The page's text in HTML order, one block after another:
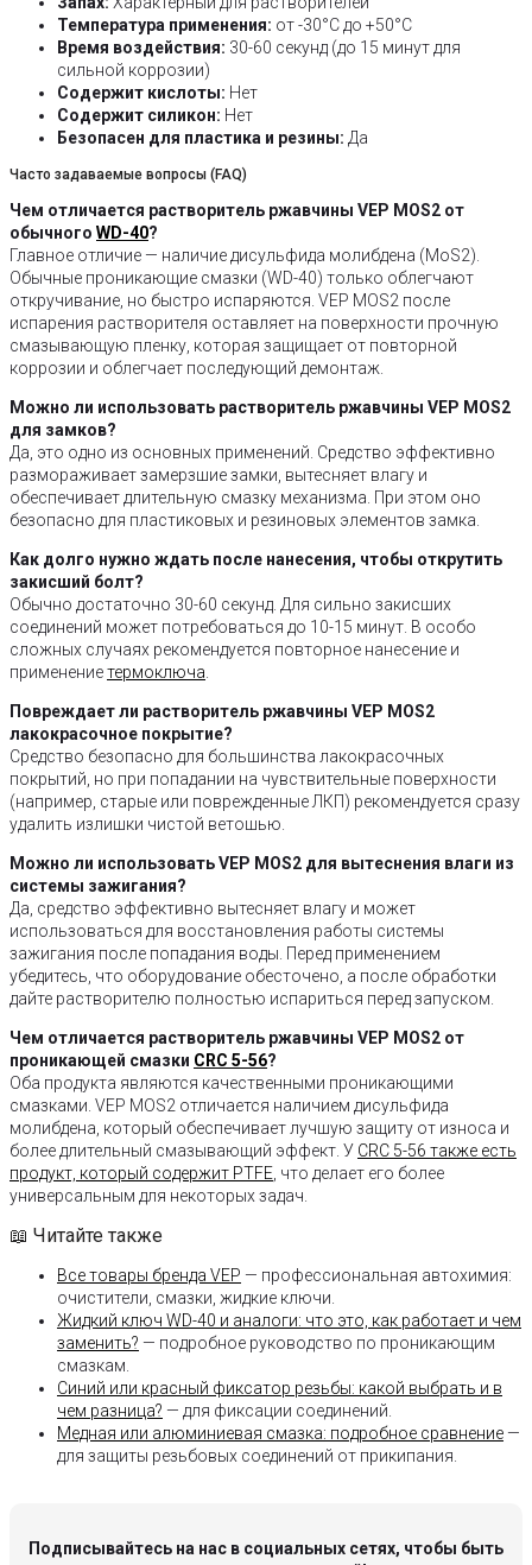
Температура применения: от -30°C до +50°C
Время воздействия: 30-60 секунд (до 15 минут для
сильной коррозии)
Содержит кислоты: Нет
Содержит силикон: Нет
Безопасен для пластика и резины: Да
Часто задаваемые вопросы (FAQ)
Чем отличается растворитель ржавчины VEP MOS2 от
обычного WD-40?
Главное отличие — наличие дисульфида молибдена (MoS2).
Обычные проникающие смазки (WD-40) только облегчают
откручивание, но быстро испаряются. VEP MOS2 после
испарения растворителя оставляет на поверхности прочную
смазывающую пленку, которая защищает от повторной
коррозии и облегчает последующий демонтаж.
Можно ли использовать растворитель ржавчины VEP MOS2
для замков?
Да, это одно из основных применений. Средство эффективно
размораживает замерзшие замки, вытесняет влагу и
обеспечивает длительную смазку механизма. При этом оно
безопасно для пластиковых и резиновых элементов замка.
Как долго нужно ждать после нанесения, чтобы открутить
закисший болт?
Обычно достаточно 30-60 секунд. Для сильно закисших
соединений может потребоваться до 10-15 минут. В особо
сложных случаях рекомендуется повторное нанесение и
применениетермоключа
Повреждает ли растворитель ржавчины VEP MOS2
лакокрасочное покрытие?
Средство безопасно для большинства лакокрасочных
покрытий, но при попадании на чувствительные поверхности
(например, старые или поврежденные ЛКП) рекомендуется сразу
удалить излишки чистой ветошью.
Можно ли использовать VEP MOS2 для вытеснения влаги из
системы зажигания?
Да, средство эффективно вытесняет влагу и может
использоваться для восстановления работы системы
зажигания после попадания воды. Перед применением
убедитесь, что оборудование обесточено, а после обработки
дайте растворителю полностью испариться перед запуском.
Чем отличается растворитель ржавчины VEP MOS2 от
проникающей смазки CRC 5-56?
Оба продукта являются качественными проникающими
смазками. VEP MOS2 отличается наличием дисульфида
молибдена, который обеспечивает лучшую защиту от износа и
более длительный смазывающий эффект. У CRC 5-56 также есть
продукт, который содержит PTFE , что делает его более
универсальным для некоторых задач.
📖 Читайте также
Все товары бренда VEP — профессиональная автохимия:
очистители, смазки, жидкие ключи.
Жидкий ключ WD-40 и аналоги: что это, как работает и чем
заменить? — подробное руководство по проникающим
смазкам.
Синий или красный фиксатор резьбы: какой выбрать и в
чем разница? — для фиксации соединений.
Медная или алюминиевая смазка: подробное сравнение—
для защиты резьбовых соединений от прикипания.
Подписывайтесь на нас в социальных сетях, чтобы быть